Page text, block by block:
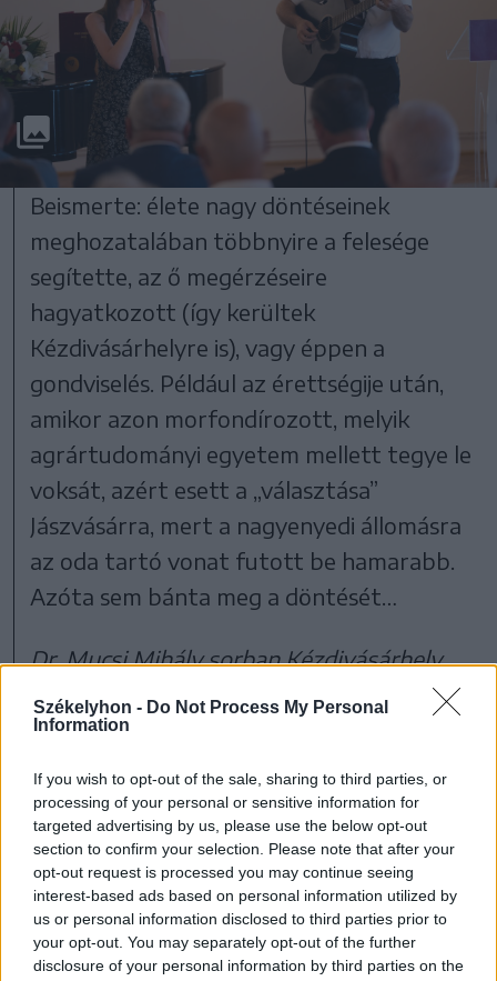
Székelyhon - Do Not Process My Personal
Information
If you wish to opt-out of the sale, sharing to third parties, or
processing of your personal or sensitive information for
targeted advertising by us, please use the below opt-out
section to confirm your selection. Please note that after your
opt-out request is processed you may continue seeing
interest-based ads based on personal information utilized by
us or personal information disclosed to third parties prior to
your opt-out. You may separately opt-out of the further
disclosure of your personal information by third parties on the
Beismerte: élete nagy döntéseinek
meghozatalában többnyire a felesége
segítette, az ő megérzéseire
hagyatkozott (így kerültek
Kézdivásárhelyre is), vagy éppen a
gondviselés. Például az érettségije után,
amikor azon morfondírozott, melyik
agrártudományi egyetem mellett tegye le
voksát, azért esett a „választása”
Jászvásárra, mert a nagyenyedi állomásra
az oda tartó vonat futott be hamarabb.
Azóta sem bánta meg a döntését…
Dr. Mucsi Mihály sorban Kézdivásárhely
tizennegyedik Pro Urbe díjasa, tavaly dr.
Borcsa János irodalomkritikus, közíró
elismerésben. A kitüntetésre Beder Imre
lelkipásztor, Dávid Sándor helyi tanácsos,
Hegedűs Ferenc vállalkozó,
kultúramecénás és e cikk szerzője jelölte, a
városi tanács ellenszavazat nélkül fogadta